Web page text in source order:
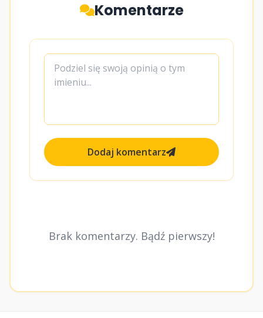
Komentarze
Dodaj komentarz
Brak komentarzy. Bądź pierwszy!